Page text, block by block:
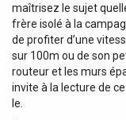
maîtrisez le sujet
frère isolé à la
de profiter d’une
sur 100m ou de son
routeur et les murs
invite à la lecture de
le.